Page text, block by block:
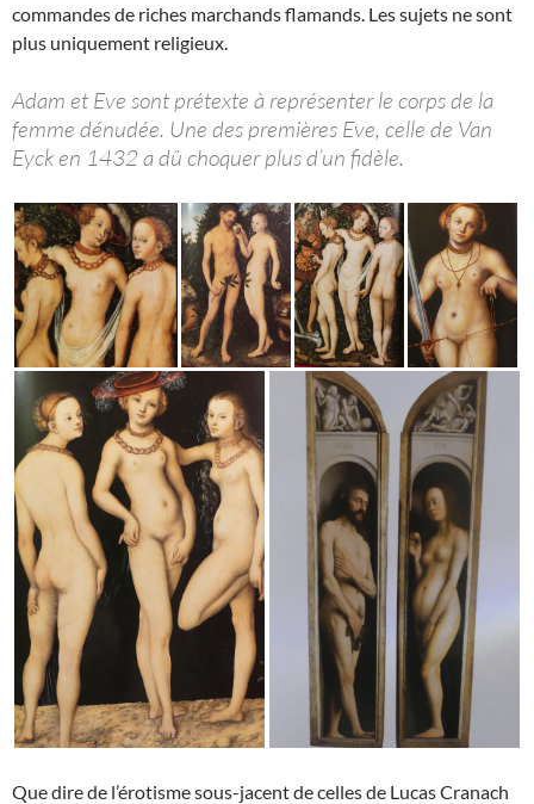
commandes de riches marchands flamands. Les sujets ne sont
plus uniquement religieux.
Adam et Eve sont prétexte à représenter le corps de la
femme dénudée. Une des premières Eve, celle de Van
Eyck en 1432 a dû choquer plus d’un fidèle.
Que dire de l’érotisme sous-jacent de celles de Lucas Cranach